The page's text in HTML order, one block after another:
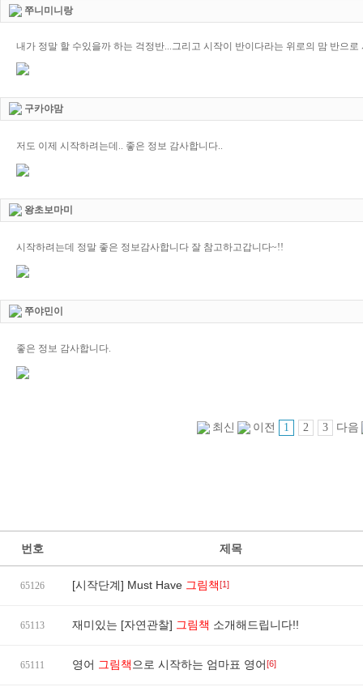
쭈니미니랑
내가 정말 할 수있을까 하는 걱정반...그리고 시작이 반이다라는 위로의 맘 반으
구카야맘
저도 이제 시작하려는데.. 좋은 정보 감사합니다..
왕초보마미
시작하려는데 정말 좋은 정보감사합니다 잘 참고하고갑니다~!!
쭈야민이
좋은 정보 감사합니다.
최신 이전 1 2 3 다음
번호 제목
65126 [시작단계] Must Have 그림책[1]
65113 재미있는 [자연관찰] 그림책 소개해드립니다!!
65111 영어 그림책 으로 시작하는 엄마표 영어[6]